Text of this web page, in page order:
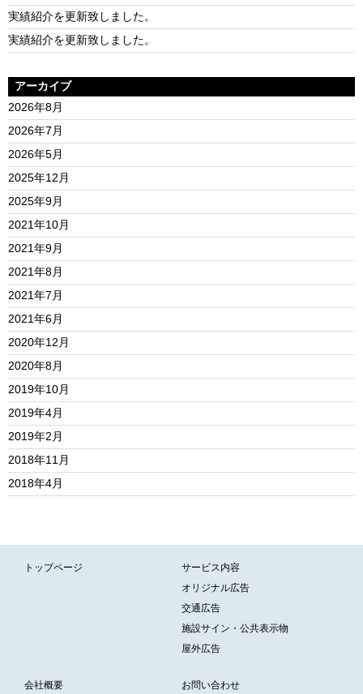
実績紹介を更新致しました。
実績紹介を更新致しました。
アーカイブ
2026年8月
2026年7月
2026年5月
2025年12月
2025年9月
2021年10月
2021年9月
2021年8月
2021年7月
2021年6月
2020年12月
2020年8月
2019年10月
2019年4月
2019年2月
2018年11月
2018年4月
トップページ
サービス内容
オリジナル広告
交通広告
施設サイン・公共表示物
屋外広告
会社概要 お問い合わせ